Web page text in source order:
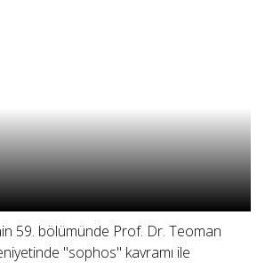
59. bölümünde Prof. Dr. Teoman
"sophos" kavramı ile